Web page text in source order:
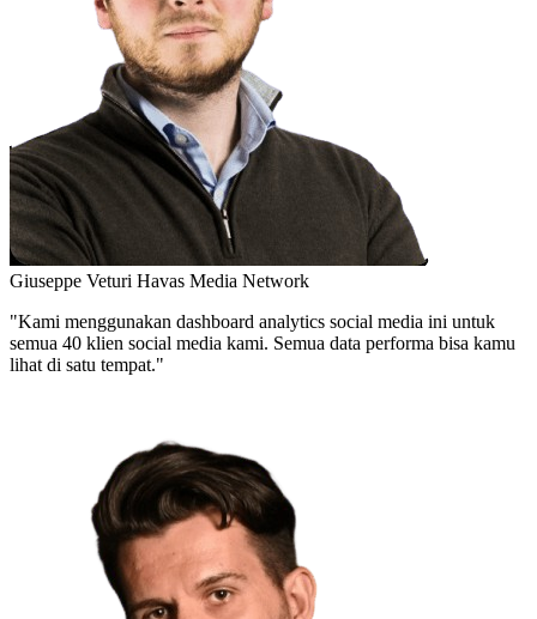
Giuseppe Veturi Havas Media Network
"Kami menggunakan dashboard analytics social media ini untuk
semua 40 klien social media kami. Semua data performa bisa kamu
lihat di satu tempat."